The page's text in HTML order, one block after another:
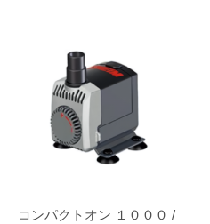
コンパクトオン １０００ /